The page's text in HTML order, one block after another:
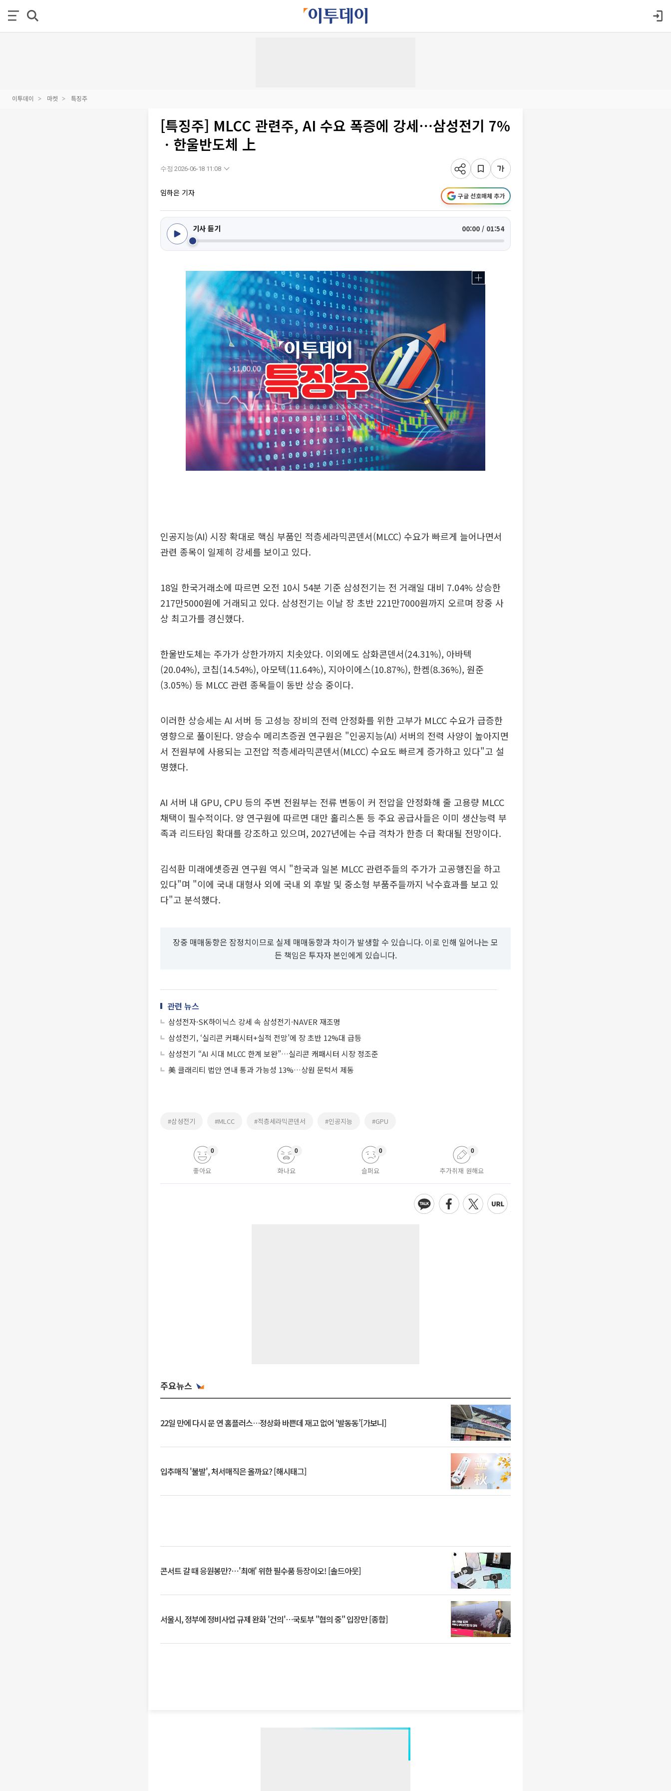
이투데이 마켓 특징주
[특징주] MLCC 관련주, AI 수요 폭증에 강세⋯삼성전기 7%
ㆍ한울반도체 上
수정 2026-06-18 11:08
임하은 기자 구글 선호매체 추가
기사 듣기 00:00 / 01:54
인공지능(AI) 시장 확대로 핵심 부품인 적층세라믹콘덴서(MLCC) 수요가 빠르게 늘어나면서
관련 종목이 일제히 강세를 보이고 있다.
18일 한국거래소에 따르면 오전 10시 54분 기준 삼성전기는 전 거래일 대비 7.04% 상승한
217만5000원에 거래되고 있다. 삼성전기는 이날 장 초반 221만7000원까지 오르며 장중 사
상 최고가를 경신했다.
한울반도체는 주가가 상한가까지 치솟았다. 이외에도 삼화콘덴서(24.31%), 아바텍
(20.04%), 코칩(14.54%), 아모텍(11.64%), 지아이에스(10.87%), 한켐(8.36%), 원준
(3.05%) 등 MLCC 관련 종목들이 동반 상승 중이다.
이러한 상승세는 AI 서버 등 고성능 장비의 전력 안정화를 위한 고부가 MLCC 수요가 급증한
영향으로 풀이된다. 양승수 메리츠증권 연구원은 "인공지능(AI) 서버의 전력 사양이 높아지면
서 전원부에 사용되는 고전압 적층세라믹콘덴서(MLCC) 수요도 빠르게 증가하고 있다"고 설
명했다.
AI 서버 내 GPU, CPU 등의 주변 전원부는 전류 변동이 커 전압을 안정화해 줄 고용량 MLCC
채택이 필수적이다. 양 연구원에 따르면 대만 홀리스톤 등 주요 공급사들은 이미 생산능력 부
족과 리드타임 확대를 강조하고 있으며, 2027년에는 수급 격차가 한층 더 확대될 전망이다.
김석환 미래에셋증권 연구원 역시 "한국과 일본 MLCC 관련주들의 주가가 고공행진을 하고
있다"며 "이에 국내 대형사 외에 국내 외 후발 및 중소형 부품주들까지 낙수효과를 보고 있
다"고 분석했다.
장중 매매동향은 잠정치이므로 실제 매매동향과 차이가 발생할 수 있습니다. 이로 인해 일어나는 모
든 책임은 투자자 본인에게 있습니다.
관련 뉴스
삼성전자·SK하이닉스 강세 속 삼성전기·NAVER 재조명
삼성전기, ‘실리콘 커패시터+실적 전망’에 장 초반 12%대 급등
삼성전기 “AI 시대 MLCC 한계 보완”…실리콘 캐패시터 시장 정조준
美 클래리티 법안 연내 통과 가능성 13%…상원 문턱서 제동
#삼성전기 #MLCC #적층세라믹콘덴서 #인공지능 #GPU
좋아요
0
화나요
0
슬퍼요
0
추가취재 원해요
0
주요뉴스
22일 만에 다시 문 연 홈플러스…정상화 바쁜데 재고 없어 ‘발동동’[가보니]
입추매직 '불발', 처서매직은 올까요? [해시태그]
콘서트 갈 때 응원봉만?⋯'최애' 위한 필수품 등장이오! [솔드아웃]
서울시, 정부에 정비사업 규제 완화 '건의'⋯국토부 "협의 중" 입장만 [종합]